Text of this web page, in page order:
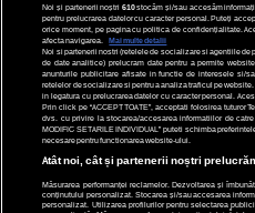
HOROSCOPUL IUBIRII
FORUMURI
TRATAMENTE NATURISTE
DICTIONARE NUME
Noi și partenerii noștri 610stocăm și/sau accesăm
pentru prelucrarea datelor cu caracter personal. Puteți
orice moment, pe pagina cu politica de confidențialitate.
afecta navigarea.
Mai multe detalii
Noi si partenerii nostri (retelele de socializare si agentiile
de date analitice) prelucram date pentru a permite
anunturile publicitare afisate in functie de interesele si/
retelelor de socializare si pentru a analiza traficul pe
in legatura cu prelucrarea datelor cu caracter personal.
Prin click pe “ACCEPT TOATE”, acceptati folosirea
dvs. cu privire la stocarea/accesarea informatiilor de
MODIFIC SETARILE INDIVIDUAL” puteti schimba
necesare pentru functionarea website-ului.
Atât noi, cât și partenerii noștri
Măsurarea performanței reclamelor. Dezvoltarea și
conținutului personalizat. Stocarea și/sau accesarea
personalizat. Utilizarea profilurilor pentru selectarea